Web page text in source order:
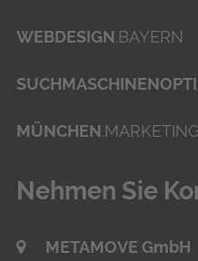
WEBDESIGN.BAYERN
MÜNCHEN.MARKETING
Neh­men Sie
METAMOVE GmbH